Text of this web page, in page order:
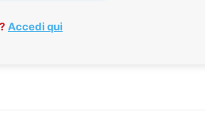
Accedi qui